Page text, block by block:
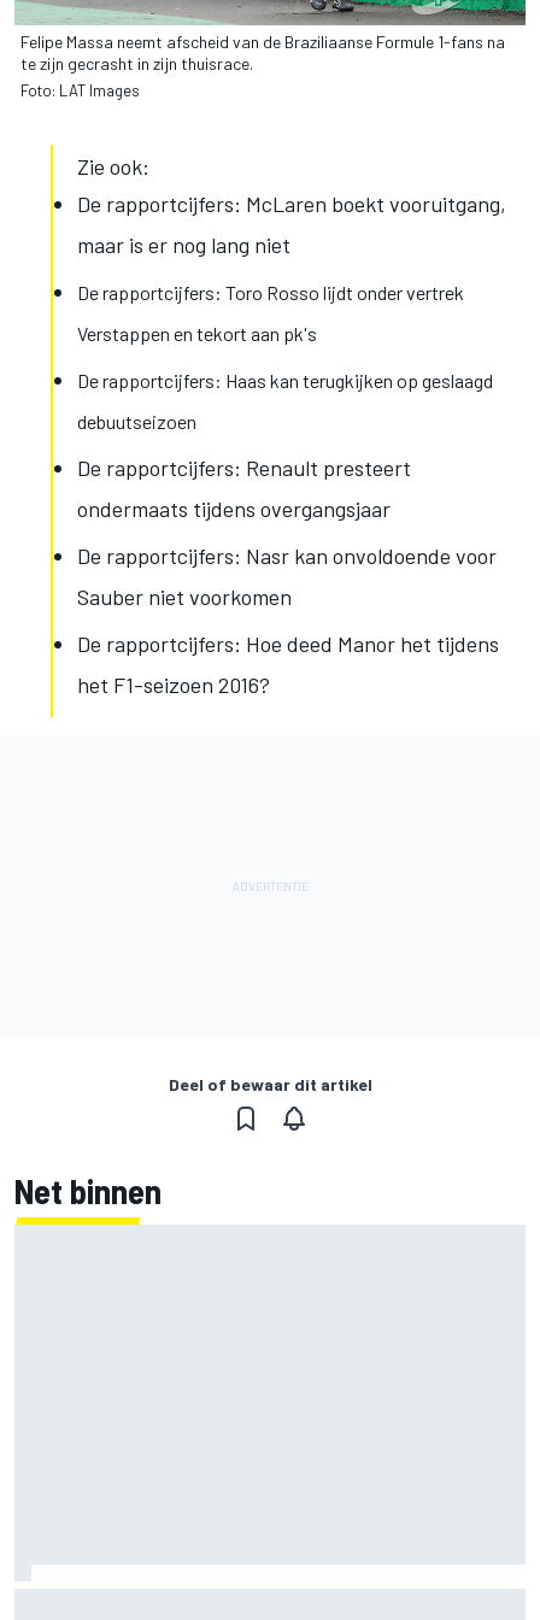
Felipe Massa neemt afscheid van de Braziliaanse Formule 1-fans na
te zijn gecrasht in zijn thuisrace.
Foto: LAT Images
Zie ook:
De rapportcijfers: McLaren boekt vooruitgang,
maar is er nog lang niet
De rapportcijfers: Toro Rosso lijdt onder vertrek
Verstappen en tekort aan pk's
De rapportcijfers: Haas kan terugkijken op geslaagd
debuutseizoen
De rapportcijfers: Renault presteert
ondermaats tijdens overgangsjaar
De rapportcijfers: Nasr kan onvoldoende voor
Sauber niet voorkomen
De rapportcijfers: Hoe deed Manor het tijdens
het F1-seizoen 2016?
Deel of bewaar dit artikel
Net binnen